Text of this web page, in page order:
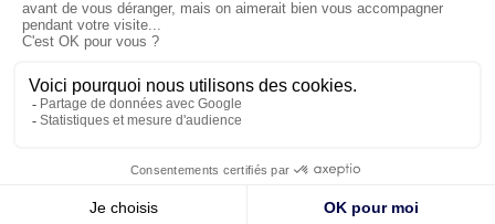
Le 16ème Colloque international John Henry Newman
organisé par l’Association Francophone des Amis de
Newman s’es...
© KTO 2026 — Mentions légales